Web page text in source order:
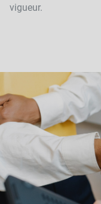
vigueur.